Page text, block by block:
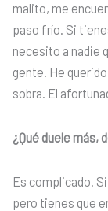
malito, me
paso frío. Si
necesito a nadie
gente. He
sobra. El
¿Qué duele más,
Es complicado.
pero tienes que